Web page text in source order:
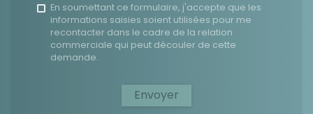
En soumettant ce formulaire, j'accepte que les
informations saisies soient utilisées pour me
recontacter dans le cadre de la relation
commerciale qui peut découler de cette
demande.
Envoyer